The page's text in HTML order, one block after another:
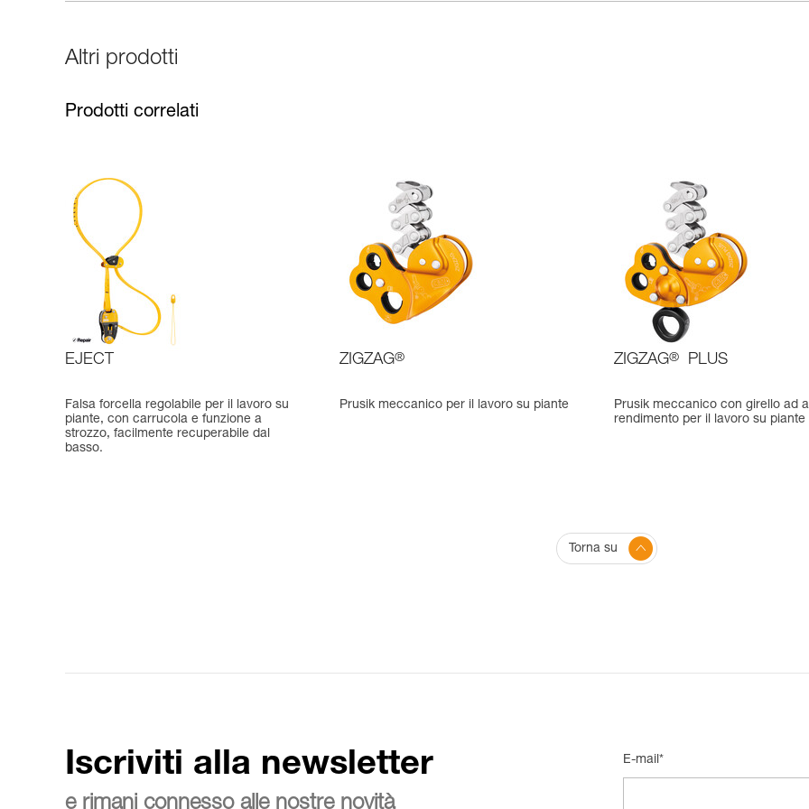
Altri prodotti
Prodotti correlati
EJECT
Falsa forcella regolabile per il lavoro su
piante, con carrucola e funzione a
strozzo, facilmente recuperabile dal
basso.
ZIGZAG®
Prusik meccanico per il lavoro su piante
ZIGZAG® PLUS
Prusik meccanico con girello ad
rendimento per il lavoro su piante
Torna su
Iscriviti alla newsletter E-mail*